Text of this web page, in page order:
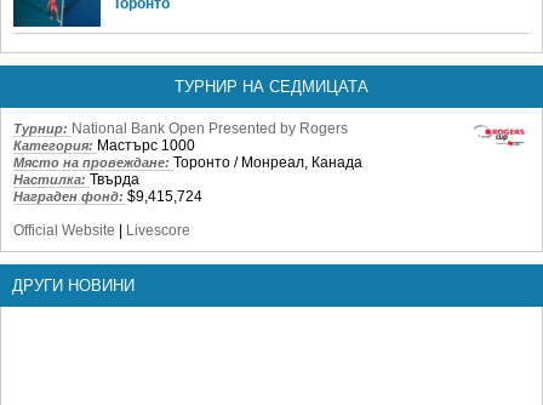
ТУРНИР НА СЕДМИЦАТА
Турнир: National Bank Open Presented by Rogers
Категория: Мастърс 1000
Място на провеждане: Торонто / Монреал, Канада
Настилка: Твърда
Награден фонд: $9,415,724
Official Website
Livescore
ДРУГИ НОВИНИ